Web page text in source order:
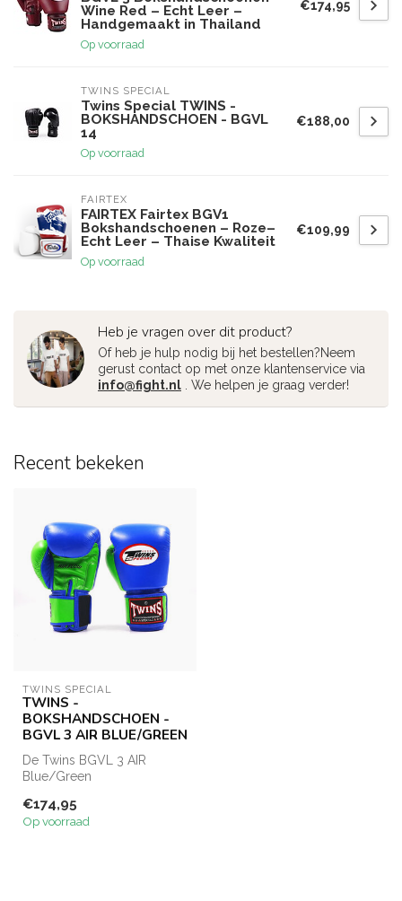
Wine Red – Echt Leer –
Handgemaakt in Thailand
Op voorraad
€174,95
TWINS SPECIAL
Twins Special TWINS -
BOKSHANDSCHOEN - BGVL
14
Op voorraad
€188,00
FAIRTEX
FAIRTEX Fairtex BGV1
Bokshandschoenen – Roze–
Echt Leer – Thaise Kwaliteit
Op voorraad
€109,99
Heb je vragen over dit product?
Of heb je hulp nodig bij het bestellen?Neem
gerust contact op met onze klantenservice via
info@fight.nl . We helpen je graag verder!
Recent bekeken
TWINS SPECIAL
TWINS -
BOKSHANDSCHOEN -
BGVL 3 AIR BLUE/GREEN
De Twins BGVL 3 AIR
Blue/Green
ontworpen voor maximale
pre...
€174,95
Op voorraad